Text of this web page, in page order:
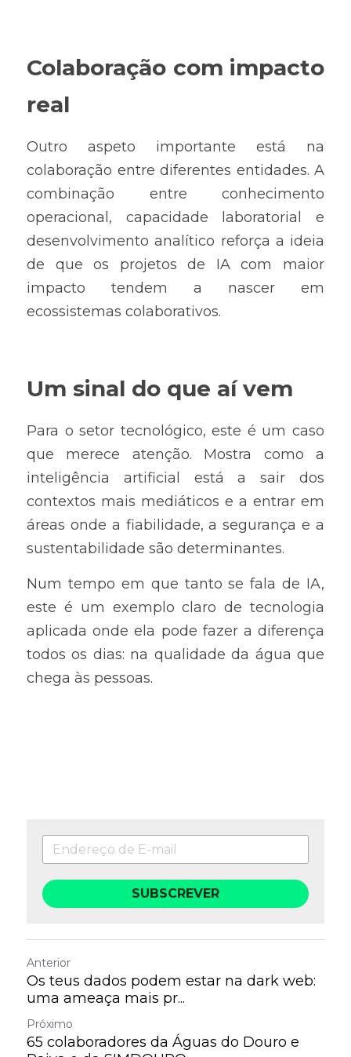
Colaboração com impacto
real
Outro aspeto importante está na
colaboração entre diferentes entidades. A
combinação entre conhecimento
operacional, capacidade laboratorial e
desenvolvimento analítico reforça a ideia
de que os projetos de IA com maior
impacto tendem a nascer em
ecossistemas colaborativos.
Um sinal do que aí vem
Para o setor tecnológico, este é um caso
que merece atenção. Mostra como a
inteligência artificial está a sair dos
contextos mais mediáticos e a entrar em
áreas onde a fiabilidade, a segurança e a
sustentabilidade são determinantes.
Num tempo em que tanto se fala de IA,
este é um exemplo claro de tecnologia
aplicada onde ela pode fazer a diferença
todos os dias: na qualidade da água que
chega às pessoas.
SUBSCREVER
Anterior
Os teus dados podem estar na dark web:
uma ameaça mais pr...
Próximo
65 colaboradores da Águas do Douro e